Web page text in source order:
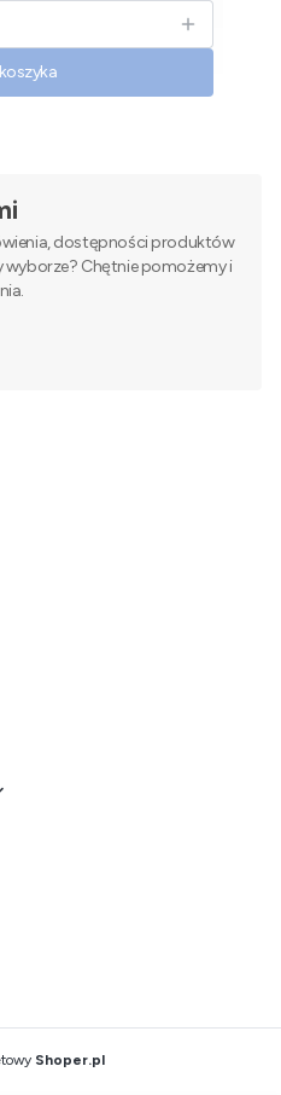
dostępności produktów
Chętnie pomożemy i
Shoper.pl